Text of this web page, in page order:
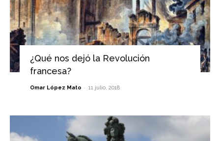
¿Qué nos dejó la Revolución
francesa?
Omar López Mato - 11 julio, 2018